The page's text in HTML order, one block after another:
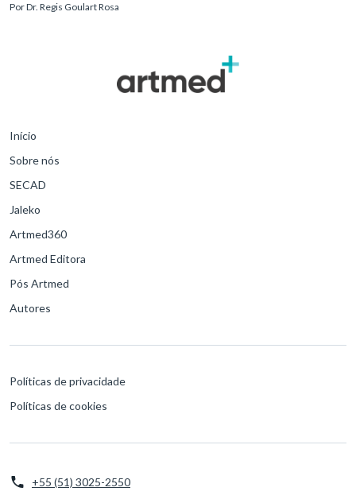
para o desfe
PorDr. Regis Goulart Rosa
Início
Sobre nós
SECAD
Jaleko
Artmed360
Artmed Editora
Pós Artmed
Autores
Políticas de privacidade
Políticas de cookies
+55 (51) 3025-2550